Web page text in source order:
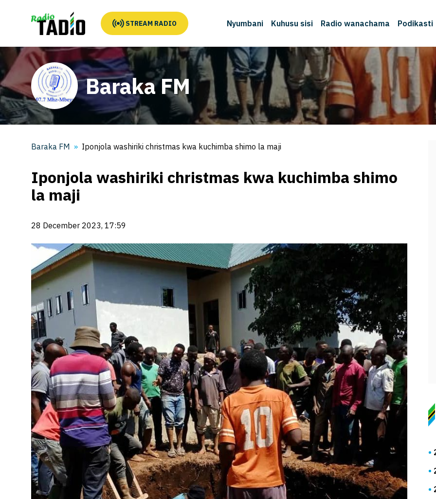
STREAM RADIO Nyumbani Kuhusu sisi Radio wanachama Podikasti
Baraka FM
Baraka FM Iponjola washiriki christmas kwa kuchimba shimo la maji
Iponjola washiriki christmas kwa kuchimba shimo
la maji
28 December 2023, 17:59